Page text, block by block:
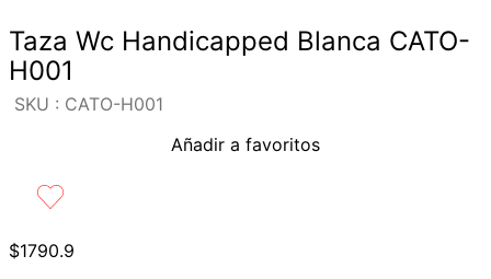
Taza Wc Handicapped Blanca CATO-
H001
: CATO-H001
Añadir a favoritos
$1790.9
5.
lavabo